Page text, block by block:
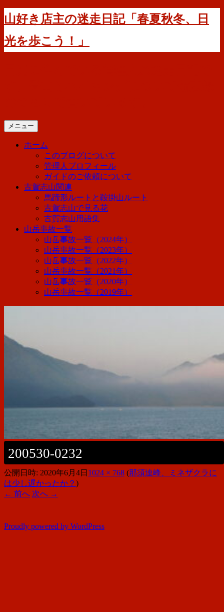
コ
ン
テ
ン
ツ
山好き店主の迷走日記「春夏秋冬、日
光を歩こう！」
メニュー
ホーム
このブログについて
管理人プロフィール
ガイドのご依頼について
古賀志山関連
馬蹄形ルートと鞍掛山ルート
古賀志山で見る花
古賀志山用語集
山岳事故一覧
山岳事故一覧（2024年）
山岳事故一覧（2023年）
山岳事故一覧（2022年）
山岳事故一覧（2021年）
山岳事故一覧（2020年）
山岳事故一覧（2019年）
200530-0232
公開日時: 2020年6月4日 1024 × 768 (那須連峰、ミネザクラに
は少し遅かったか？ )
← 前へ 次へ →
Proudly powered by WordPress